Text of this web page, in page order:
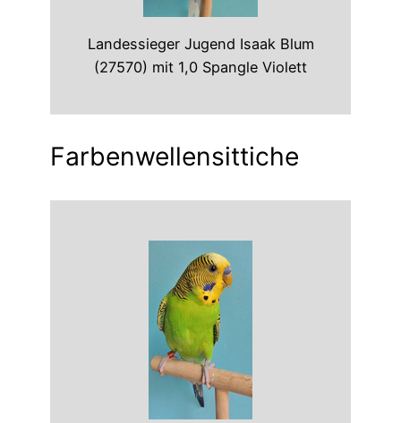
Landessieger Jugend Isaak Blum
(27570) mit 1,0 Spangle Violett
Farbenwellensittiche